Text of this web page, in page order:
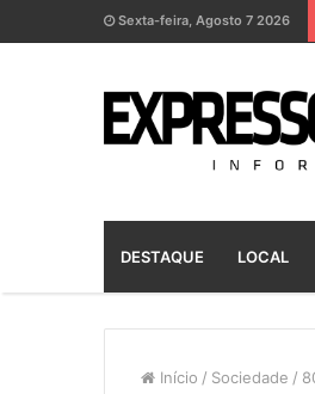
Sexta-feira, Agosto 7 2026
DESTAQUE LOCAL
Início / Sociedade /